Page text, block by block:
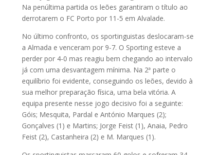
Na penúltima partida os leões garantiram o título ao
derrotarem o FC Porto por 11-5 em Alvalade.
No último confronto, os sportinguistas deslocaram-se
a Almada e venceram por 9-7. O Sporting esteve a
perder por 4-0 mas reagiu bem chegando ao intervalo
já com uma desvantagem mínima. Na 2ª parte o
equilíbrio foi evidente, conseguindo os leões, devido à
sua melhor preparação física, uma bela vitória. A
equipa presente nesse jogo decisivo foi a seguinte:
Góis; Mesquita, Pardal e António Marques (2);
Gonçalves (1) e Martins; Jorge Feist (1), Anaia, Pedro
Feist (2), Castanheira (2) e M. Marques (1).